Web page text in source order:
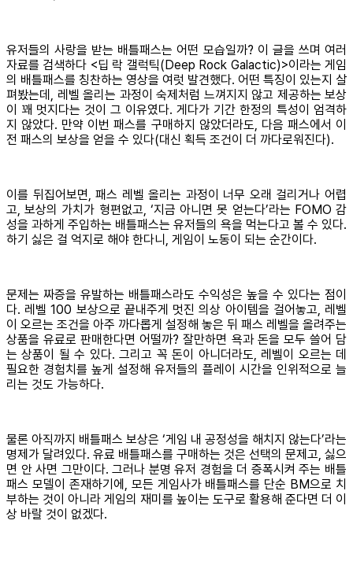
유저들의 사랑을 받는 배틀패스는 어떤 모습일까? 이 글을 쓰며 여러
자료를 검색하다 <딥 락 갤럭틱(Deep Rock Galactic)>이라는 게임
의 배틀패스를 칭찬하는 영상을 여럿 발견했다. 어떤 특징이 있는지 살
펴봤는데, 레벨 올리는 과정이 숙제처럼 느껴지지 않고 제공하는 보상
이 꽤 멋지다는 것이 그 이유였다. 게다가 기간 한정의 특성이 엄격하
지 않았다. 만약 이번 패스를 구매하지 않았더라도, 다음 패스에서 이
전 패스의 보상을 얻을 수 있다(대신 획득 조건이 더 까다로워진다).
이를 뒤집어보면, 패스 레벨 올리는 과정이 너무 오래 걸리거나 어렵
고, 보상의 가치가 형편없고, ‘지금 아니면 못 얻는다’라는 FOMO 감
성을 과하게 주입하는 배틀패스는 유저들의 욕을 먹는다고 볼 수 있다.
하기 싫은 걸 억지로 해야 한다니, 게임이 노동이 되는 순간이다.
문제는 짜증을 유발하는 배틀패스라도 수익성은 높을 수 있다는 점이
다. 레벨 100 보상으로 끝내주게 멋진 의상 아이템을 걸어놓고, 레벨
이 오르는 조건을 아주 까다롭게 설정해 놓은 뒤 패스 레벨을 올려주는
상품을 유료로 판매한다면 어떨까? 잘만하면 욕과 돈을 모두 쓸어 담
는 상품이 될 수 있다. 그리고 꼭 돈이 아니더라도, 레벨이 오르는 데
필요한 경험치를 높게 설정해 유저들의 플레이 시간을 인위적으로 늘
리는 것도 가능하다.
물론 아직까지 배틀패스 보상은 ‘게임 내 공정성을 해치지 않는다’라는
명제가 달려있다. 유료 배틀패스를 구매하는 것은 선택의 문제고, 싫으
면 안 사면 그만이다. 그러나 분명 유저 경험을 더 증폭시켜 주는 배틀
패스 모델이 존재하기에, 모든 게임사가 배틀패스를 단순 BM으로 치
부하는 것이 아니라 게임의 재미를 높이는 도구로 활용해 준다면 더 이
상 바랄 것이 없겠다.